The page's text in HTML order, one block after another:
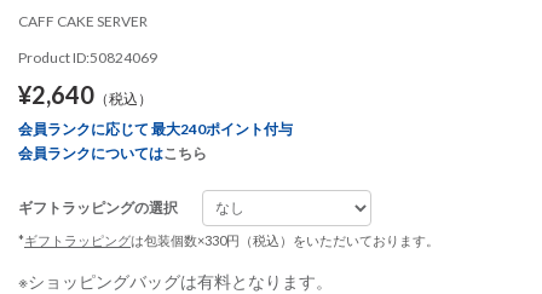
CAFF CAKE SERVER
Product ID:50824069
¥2,640 （税込）
会員ランクに応じて 最大240ポイント付与
会員ランクについてはこちら
ギフトラッピングの選択
*ギフトラッピングは包装個数×330円（税込）をいただいております。
※ショッピングバッグは有料となります。